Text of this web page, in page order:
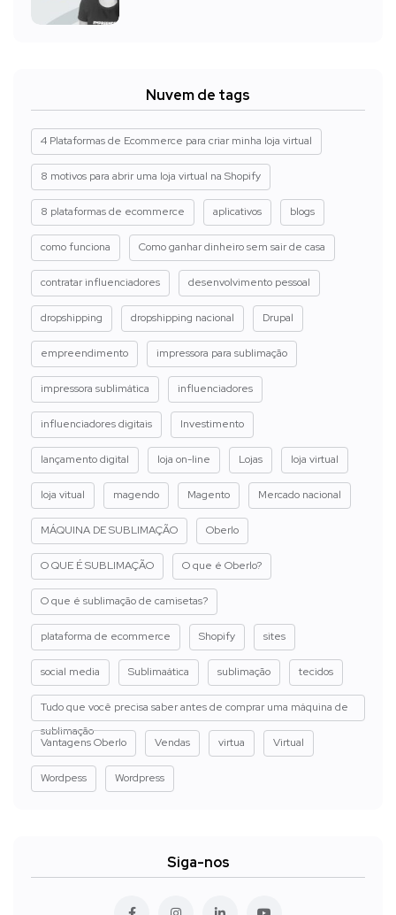
Nuvem de tags
4 Plataformas de Ecommerce para criar minha loja virtual
8 motivos para abrir uma loja virtual na Shopify
8 plataformas de ecommerce aplicativos blogs
como funciona Como ganhar dinheiro sem sair de casa
contratar influenciadores desenvolvimento pessoal
dropshipping dropshipping nacional Drupal
empreendimento impressora para sublimação
impressora sublimática influenciadores
influenciadores digitais Investimento
lançamento digital loja on-line Lojas loja virtual
loja vitual magendo Magento Mercado nacional
MÁQUINA DE SUBLIMAÇÃO Oberlo
O QUE É SUBLIMAÇÃO O que é Oberlo?
O que é sublimação de camisetas?
plataforma de ecommerce Shopify sites
social media Sublimaática sublimação tecidos
Tudo que você precisa saber antes de comprar uma máquina de
sublimação
Vantagens Oberlo
Vendas virtua Virtual
Wordpess Wordpress
Siga-nos